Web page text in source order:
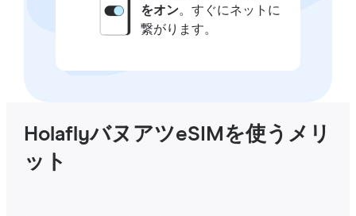
をオン。すぐにネットに
繋がります。
HolaflyバヌアツeSIMを使うメリ
ット